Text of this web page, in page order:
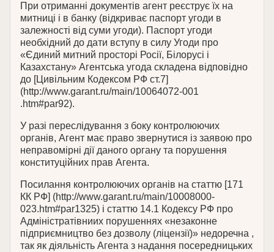
При отриманні документів агент реєструє їх на
митниці і в банку (відкриває паспорт угоди в
залежності від суми угоди). Паспорт угоди
необхідний до дати вступу в силу Угоди про
«Єдиний митний просторі Росії, Білорусі і
Казахстану» Агентська угода складена відповідно
до [Цивільним Кодексом РФ ст.7]
(http://www.garant.ru/main/10064072-001
.htm#par92).
У разі переслідування з боку контролюючих
органів, Агент має право звернутися із заявою про
неправомірні дії даного органу та порушення
конституційних прав Агента.
Посилання контролюючих органів на статтю [171
КК РФ] (http://www.garant.ru/main/10008000-
023.htm#par1325) і статтю 14.1 Кодексу РФ про
Адміністратівниих порушеннях «незаконне
підприємництво без дозволу (ліцензії)» недоречна ,
так як діяльність Агента з надання посередницьких